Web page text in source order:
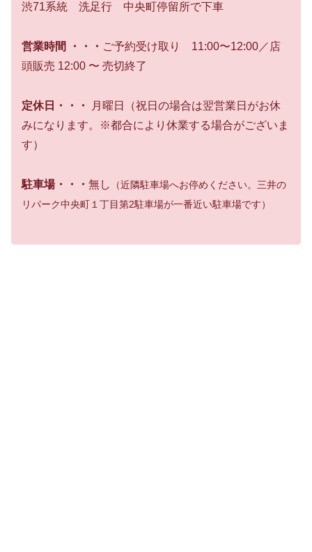
渋71系統 洗足行 中央町停留所で下車
営業時間 ・・・ ご予約受け取り 11:00〜12:00／店
頭販売 12:00 〜 売切終了
定休日・・・
月曜日（祝日の場合は翌営業日がお休
みになります。※都合により休業する場合がございま
す）
駐車場・・・ 無し
（近隣駐車場へお停めください。三井の
リパーク中央町１丁目第2駐車場が一番近い駐車場です）